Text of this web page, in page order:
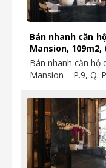
Bán nhanh căn
Mansion, 109m2,
Bán nhanh căn hộ
Mansion – P.9, Q.